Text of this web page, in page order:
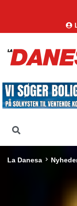
La Danesa